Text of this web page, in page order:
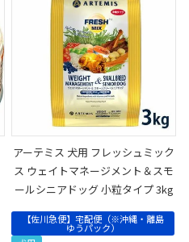
アーテミス 犬用 フレッシュミック
ス ウェイトマネージメント＆スモ
ールシニアドッグ 小粒タイプ 3kg
【佐川急便】宅配便（※沖縄・離島
ゆうパック）